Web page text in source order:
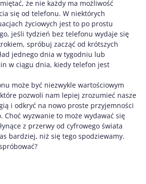
że nie każdy ma możliwość
się od telefonu. W niektórych
życiowych jest to po prostu
jeśli tydzień bez telefonu wydaje się
spróbuj zacząć od krótszych
jednego dnia w tygodniu lub
w ciągu dnia, kiedy telefon jest
może być niezwykle wartościowym
pozwoli nam lepiej zrozumieć nasze
i odkryć na nowo proste przyjemności
Choć wyzwanie to może wydawać się
z przerwy od cyfrowego świata
bardziej, niż się tego spodziewamy.